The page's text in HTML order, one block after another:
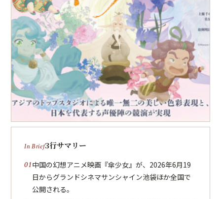
3行サマリー
中国の幻想アニメ映画『傘少女』が、2026年6月19
日からグランドシネマサンシャイン池袋ほか全国で
公開される。